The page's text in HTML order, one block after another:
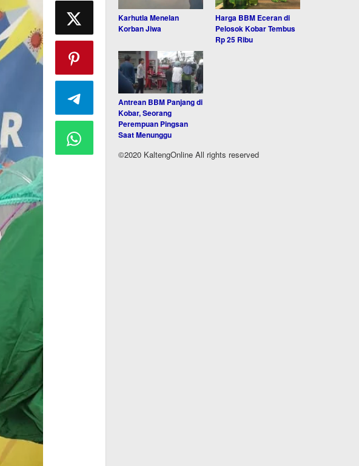
Karhutla Menelan
Korban Jiwa
Harga BBM Eceran di
Pelosok Kobar Tembus
Rp 25 Ribu
Antrean BBM Panjang di
Kobar, Seorang
Perempuan Pingsan
Saat Menunggu
©2020 KaltengOnline All rights reserved